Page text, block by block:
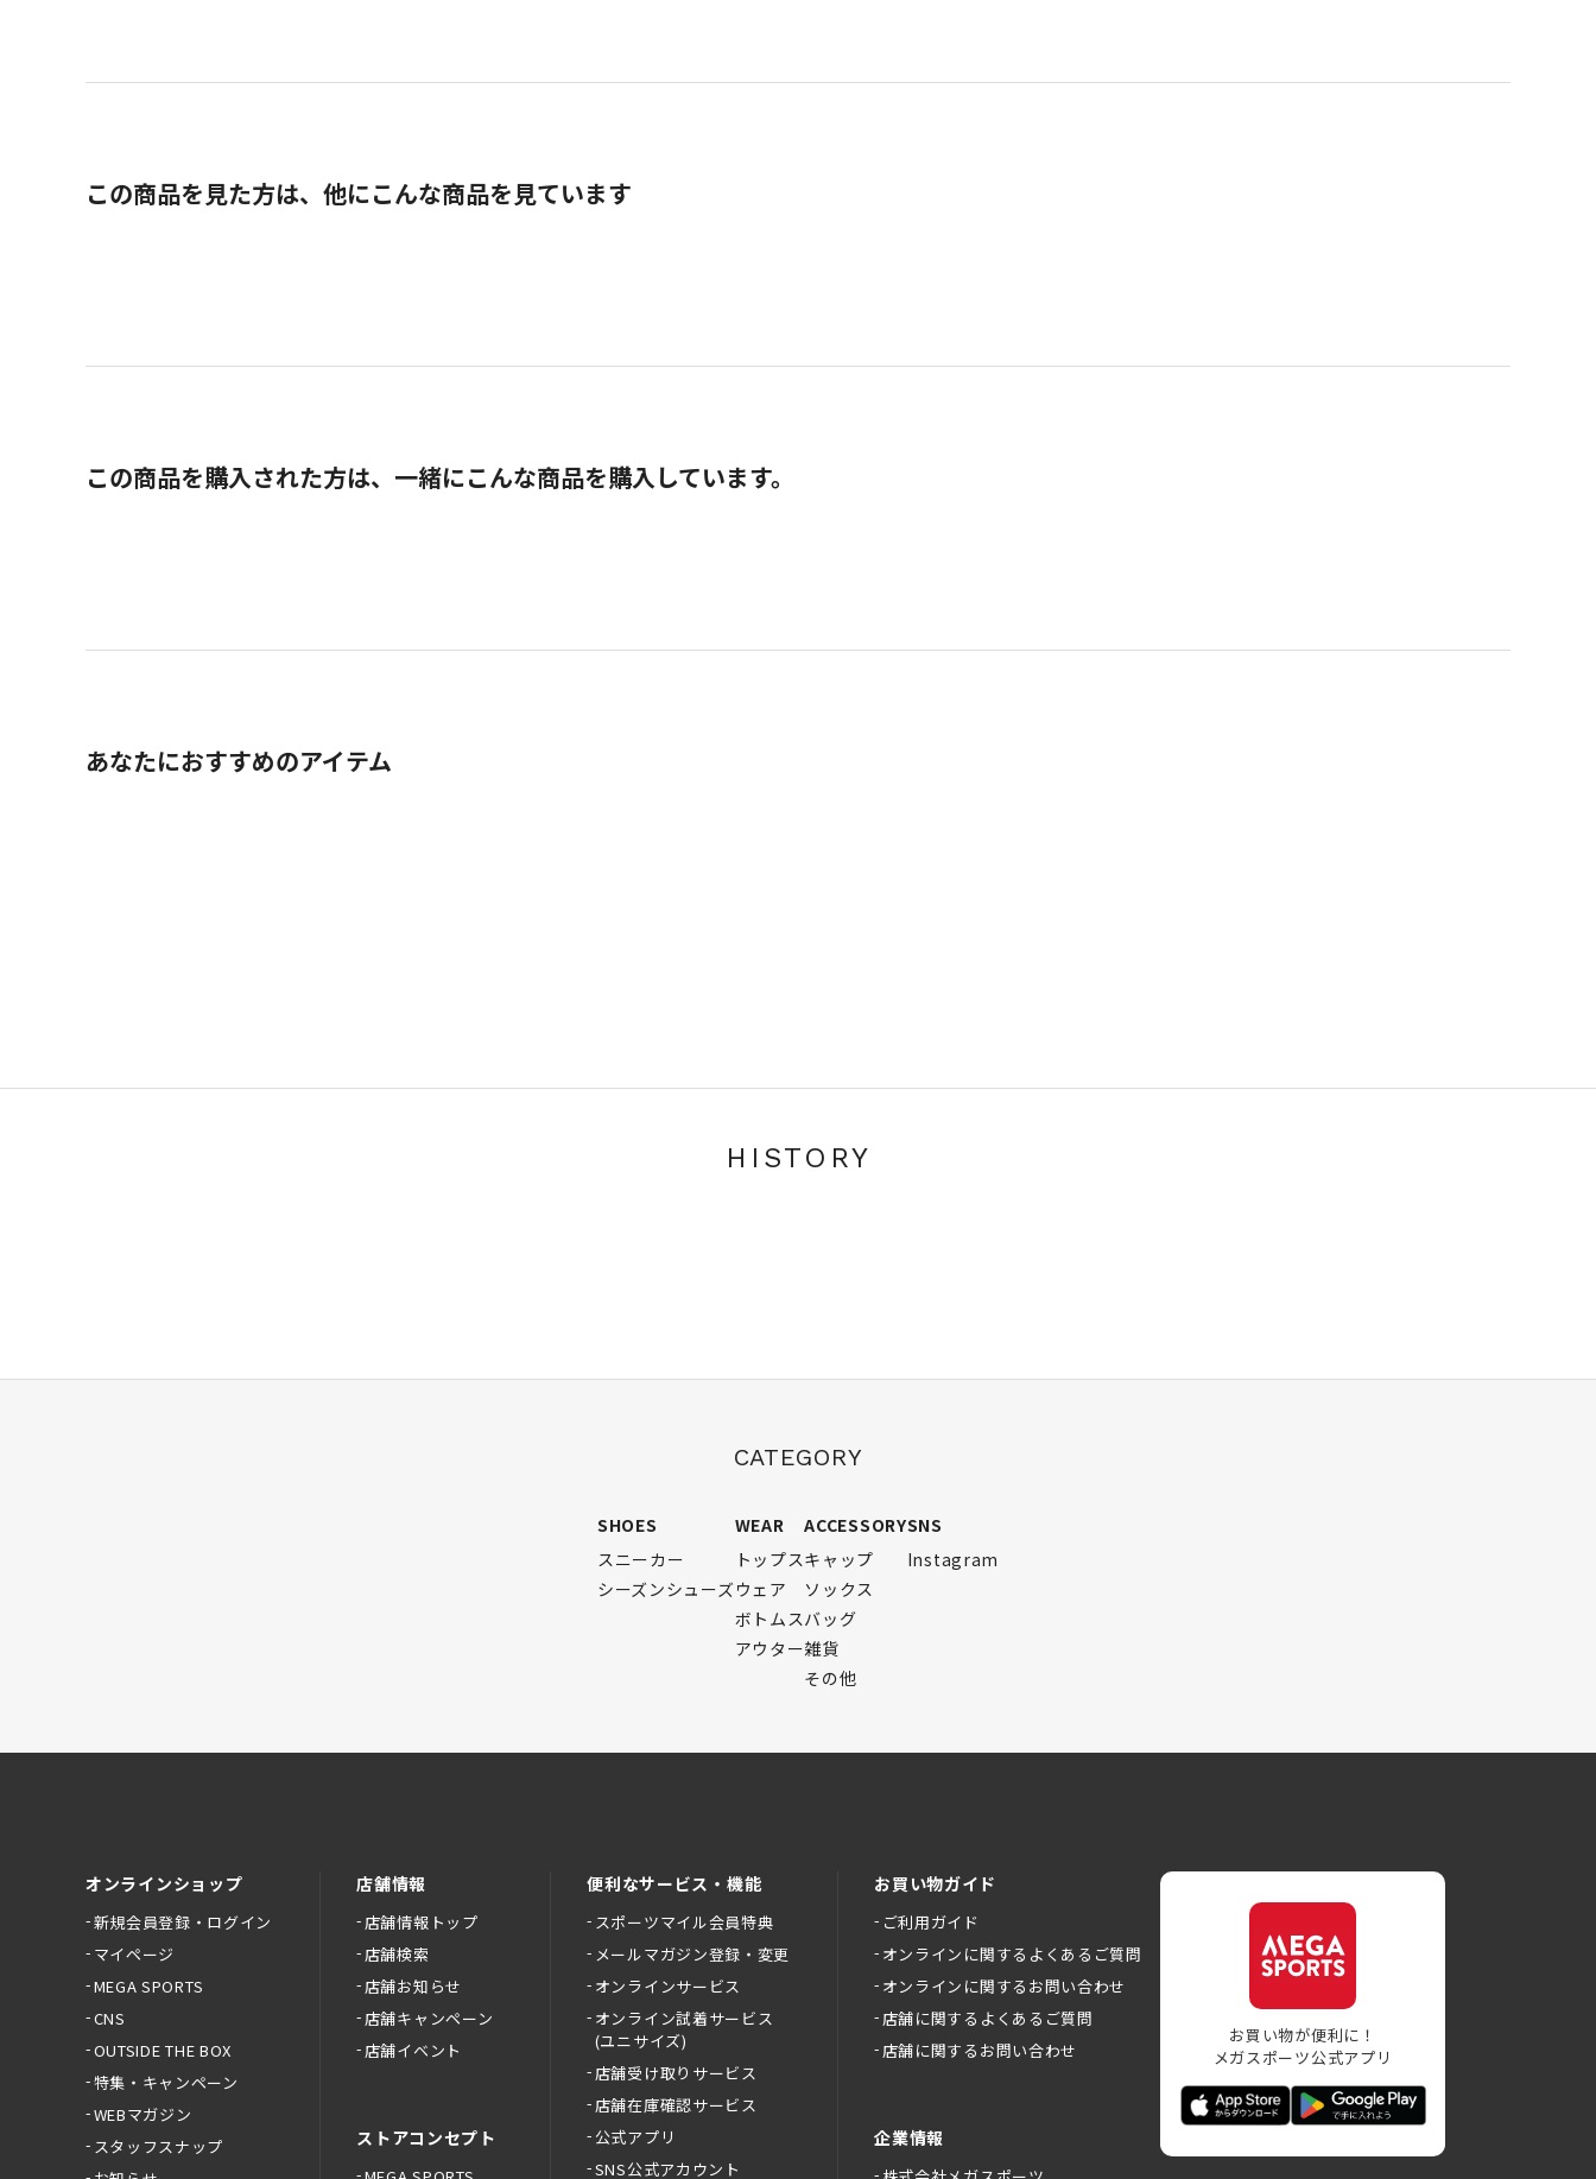
この商品を見た方は、他にこんな商品を見ています
この商品を購入された方は、一緒にこんな商品を購入しています。
あなたにおすすめのアイテム
HISTORY
CATEGORY
SHOES
スニーカー
シーズンシューズ
WEAR
トップス
ウェア
ボトムス
アウター
ACCESSORY
キャップ
ソックス
バッグ
雑貨
その他
SNS
Instagram
オンラインショップ
新規会員登録・ログイン
マイページ
MEGA SPORTS
CNS
OUTSIDE THE BOX
特集・キャンペーン
WEBマガジン
スタッフスナップ
店舗情報
店舗情報トップ
店舗検索
店舗お知らせ
店舗キャンペーン
店舗イベント
ストアコンセプト
便利なサービス・機能
スポーツマイル会員特典
メールマガジン登録・変更
オンラインサービス
オンライン試着サービス
(ユニサイズ)
店舗受け取りサービス
店舗在庫確認サービス
公式アプリ
SNS公式アカウント
お買い物ガイド
ご利用ガイド
オンラインに関するよくあるご質問
オンラインに関するお問い合わせ
店舗に関するよくあるご質問
店舗に関するお問い合わせ
企業情報
お買い物が便利に！
メガスポーツ公式アプリ